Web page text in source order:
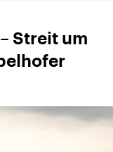
Streit um